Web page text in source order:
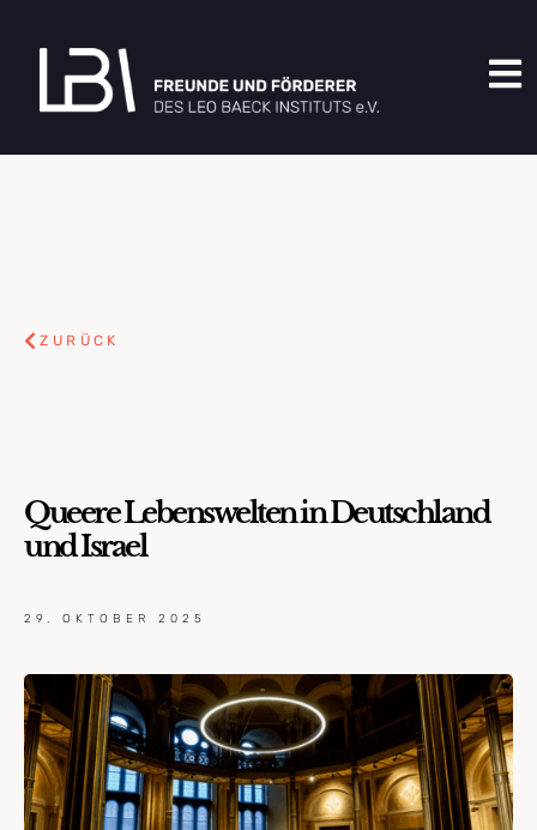
ZURÜCK
Queere Lebenswelten in Deutschland
und Israel
29. OKTOBER 2025